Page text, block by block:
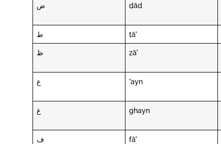
ض ḍād
ط ṭāʾ
ظ ẓāʾ
ع ʿayn
غ ghayn
ف fāʾ